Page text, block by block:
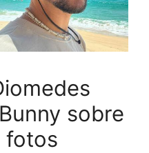
sobre
fotos